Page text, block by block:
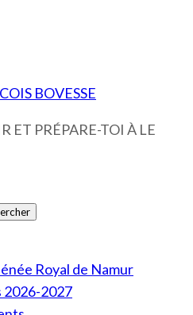
BOVESSE
ET PRÉPARE-TOI À LE
Royal de Namur
2026-2027